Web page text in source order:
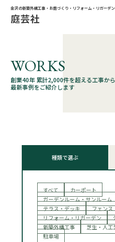
金沢の新築外構工事・お庭づくり・リフォーム・リガーデン
WORKS
創業40年 累計2,000件を超える工事から
最新事例をご紹介します
種類で選ぶ
すべて
カーポート
ガーデンルーム・サンルーム
テラス・デッキ
フェンス
リフォーム・リガーデン
新築外構工事
芝生・人工
駐車場